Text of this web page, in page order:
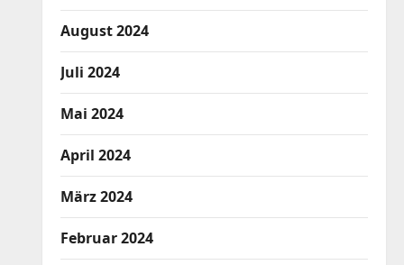
August 2024
Juli 2024
Mai 2024
April 2024
März 2024
Februar 2024